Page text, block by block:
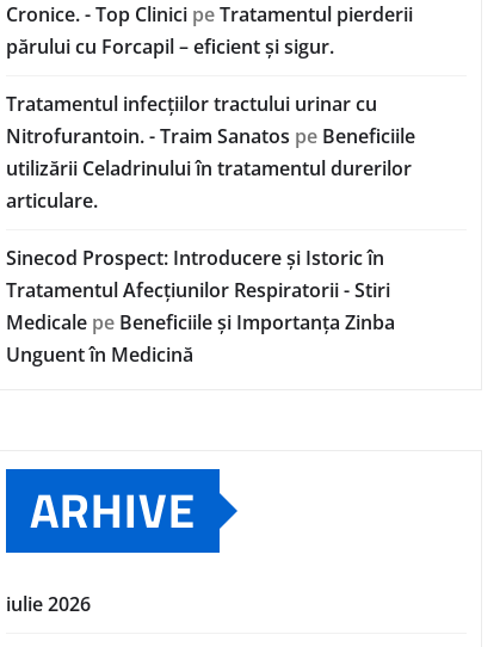
Cronice. - Top Clinici peTratamentul pierderii
părului cu Forcapil – eficient și sigur.
Tratamentul infecțiilor tractului urinar cu
Nitrofurantoin. - Traim Sanatos pe Beneficiile
utilizării Celadrinului în tratamentul durerilor
articulare.
Sinecod Prospect: Introducere și Istoric în
Tratamentul Afecțiunilor Respiratorii - Stiri
Medicale pe Beneficiile și Importanța Zinba
Unguent în Medicină
ARHIVE
iulie 2026